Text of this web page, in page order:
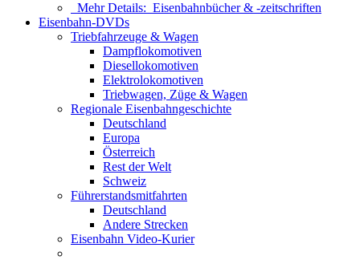
Mehr Details: Eisenbahnbücher & -zeitschriften
Eisenbahn-DVDs
Triebfahrzeuge & Wagen
Dampflokomotiven
Diesellokomotiven
Elektrolokomotiven
Triebwagen, Züge & Wagen
Regionale Eisenbahngeschichte
Deutschland
Europa
Österreich
Rest der Welt
Schweiz
Führerstandsmitfahrten
Deutschland
Andere Strecken
Eisenbahn Video-Kurier